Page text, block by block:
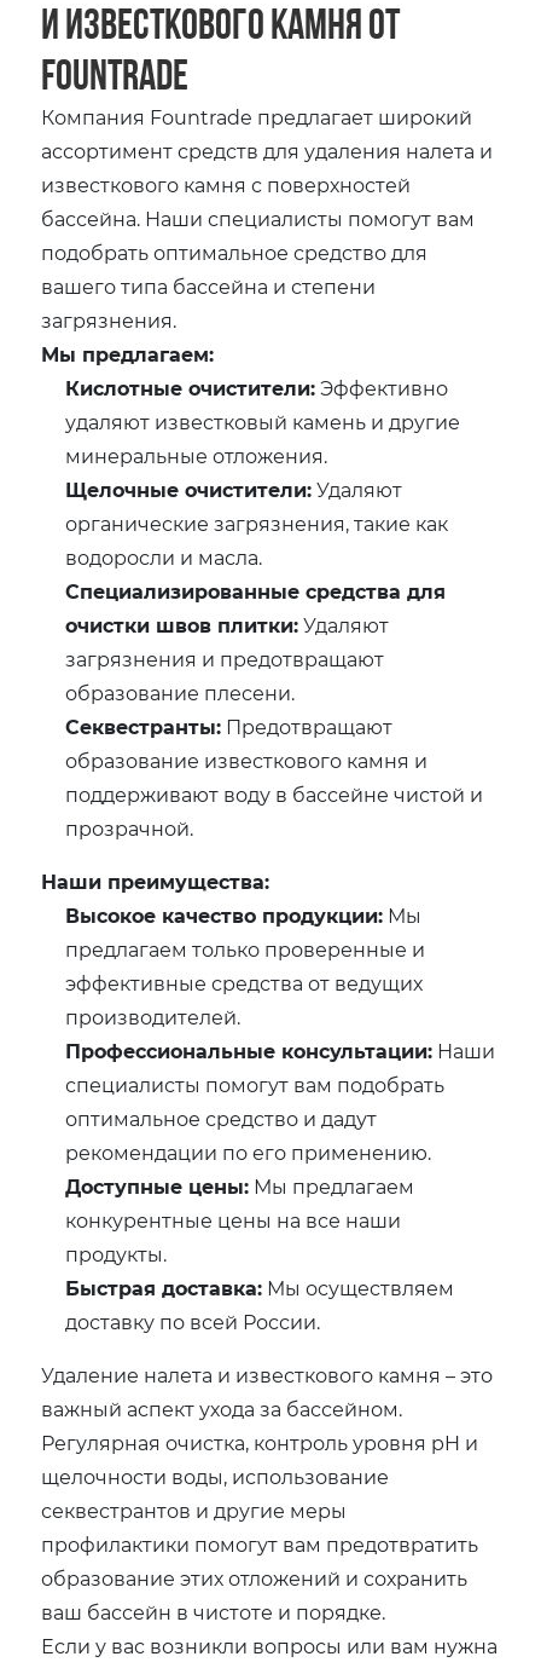
и известкового камня от
Fountrade
Компания Fountrade предлагает широкий
ассортимент средств для удаления налета и
известкового камня с поверхностей
бассейна. Наши специалисты помогут вам
подобрать оптимальное средство для
вашего типа бассейна и степени
загрязнения.
Мы предлагаем:
Кислотные очистители:Эффективно
удаляют известковый камень и другие
минеральные отложения.
Щелочные очистители:Удаляют
органические загрязнения, такие как
водоросли и масла.
Специализированные средства для
очистки швов плитки:Удаляют
загрязнения и предотвращают
образование плесени.
Секвестранты: Предотвращают
образование известкового камня и
поддерживают воду в бассейне чистой и
прозрачной.
Наши преимущества:
Высокое качество продукции: Мы
предлагаем только проверенные и
эффективные средства от ведущих
производителей.
Профессиональные консультации: Наши
специалисты помогут вам подобрать
оптимальное средство и дадут
рекомендации по его применению.
Доступные цены: Мы предлагаем
конкурентные цены на все наши
продукты.
Быстрая доставка: Мы осуществляем
доставку по всей России.
Удаление налета и известкового камня – это
важный аспект ухода за бассейном.
Регулярная очистка, контроль уровня pH и
щелочности воды, использование
секвестрантов и другие меры
профилактики помогут вам предотвратить
образование этих отложений и сохранить
ваш бассейн в чистоте и порядке.
Если у вас возникли вопросы или вам нужна